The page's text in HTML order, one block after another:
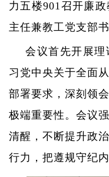
力五楼901 召开廉
主任兼教工党支部
会议首先开展
习党中央关于全面
部署要求，深刻领
极端重要性。会议
清醒，不断提升政
行力，把遵规守纪